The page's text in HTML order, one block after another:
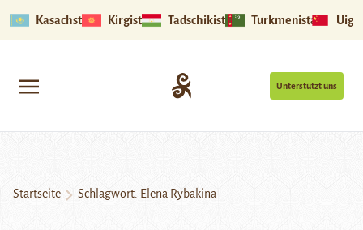
Kasachstan Kirgistan Tadschikistan Turkmenistan
Unterstützt uns
Startseite Schlagwort: Elena Rybakina